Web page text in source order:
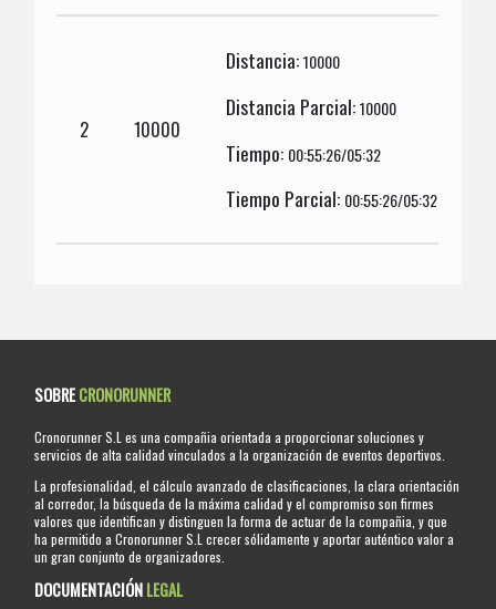
2 10000
Distancia:10000
Distancia Parcial:10000
Tiempo: 00:55:26/05:32
Tiempo Parcial: 00:55:26/05:32
SOBRECRONORUNNER
Cronorunner S.L es una compañia orientada a proporcionar soluciones y
servicios de alta calidad vinculados a la organización de eventos deportivos.
La profesionalidad, el cálculo avanzado de clasificaciones, la clara orientación
al corredor, la búsqueda de la máxima calidad y el compromiso son firmes
valores que identifican y distinguen la forma de actuar de la compañia, y que
ha permitido a Cronorunner S.L crecer sólidamente y aportar auténtico valor a
un gran conjunto de organizadores.
DOCUMENTACIÓNLEGAL